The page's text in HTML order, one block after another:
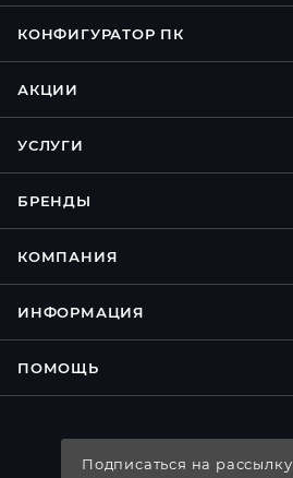
КОНФИГУРАТОР ПК
АКЦИИ
УСЛУГИ
БРЕНДЫ
КОМПАНИЯ
ИНФОРМАЦИЯ
ПОМОЩЬ
Подписаться на рассылку